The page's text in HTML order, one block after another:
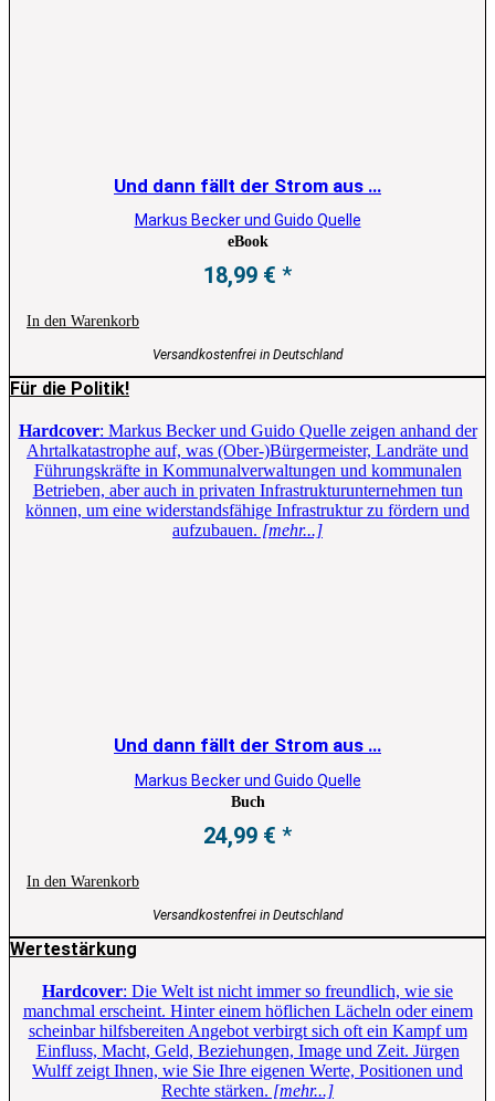
Und dann fällt der Strom aus …
Markus Becker und Guido Quelle
eBook
18,99 €
In den Warenkorb
Versandkostenfrei in Deutschland
Für die Politik!
Hardcover: Markus Becker und Guido Quelle zeigen anhand der
Ahrtalkatastrophe auf, was (Ober-)Bürgermeister, Landräte und
Führungskräfte in Kommunalverwaltungen und kommunalen
Betrieben, aber auch in privaten Infrastrukturunternehmen tun
können, um eine widerstandsfähige Infrastruktur zu fördern und
aufzubauen. [mehr...]
Und dann fällt der Strom aus …
Markus Becker und Guido Quelle
Buch
24,99 €
In den Warenkorb
Versandkostenfrei in Deutschland
Wertestärkung
Hardcover: Die Welt ist nicht immer so freundlich, wie sie
manchmal erscheint. Hinter einem höflichen Lächeln oder einem
scheinbar hilfsbereiten Angebot verbirgt sich oft ein Kampf um
Einfluss, Macht, Geld, Beziehungen, Image und Zeit. Jürgen
Wulff zeigt Ihnen, wie Sie Ihre eigenen Werte, Positionen und
Rechte stärken. [mehr...]